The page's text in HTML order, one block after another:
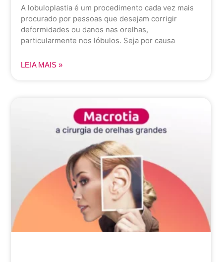
A lobuloplastia é um procedimento cada vez mais
procurado por pessoas que desejam corrigir
deformidades ou danos nas orelhas,
particularmente nos lóbulos. Seja por causa
LEIA MAIS »